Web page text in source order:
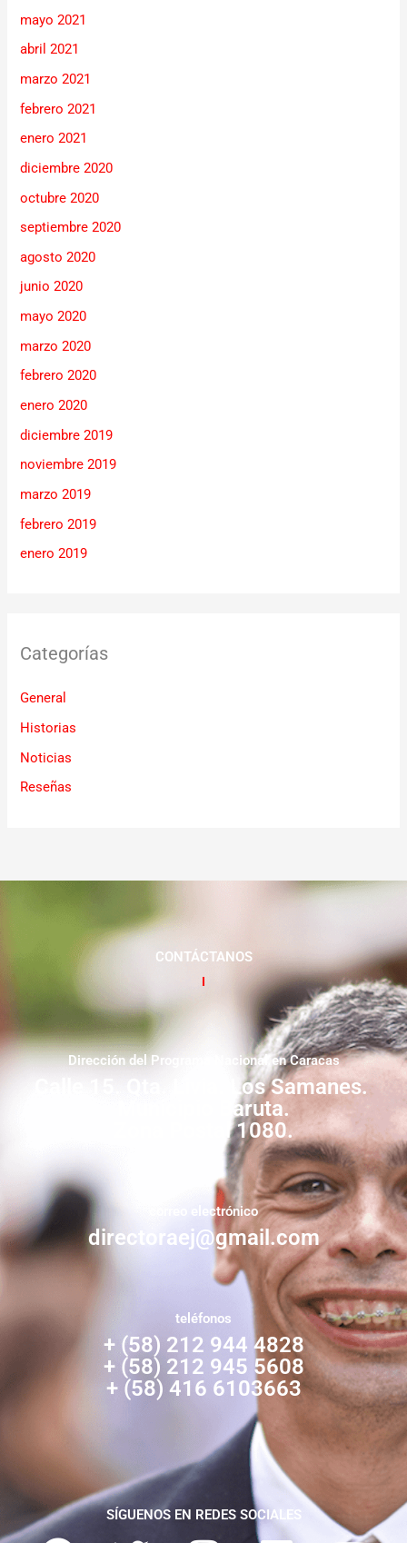
mayo 2021
abril 2021
marzo 2021
febrero 2021
enero 2021
diciembre 2020
octubre 2020
septiembre 2020
agosto 2020
junio 2020
mayo 2020
marzo 2020
febrero 2020
enero 2020
diciembre 2019
noviembre 2019
marzo 2019
febrero 2019
enero 2019
Categorías
General
Historias
Noticias
Reseñas
CONTÁCTANOS
Dirección del Programa Nacional en Caracas
Calle 15. Qta. Livia. Los Samanes.
Municipio Baruta.
Zona Postal 1080.
correo electrónico
directoraej@gmail.com
teléfonos
+ (58) 212 944 4828
+ (58) 212 945 5608
+ (58) 416 6103663
SÍGUENOS EN REDES SOCIALES